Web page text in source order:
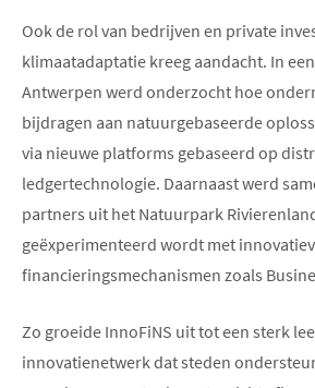
Ook de rol van bedrijven en private
klimaatadaptatie kreeg aandacht. In
Antwerpen werd onderzocht hoe
bijdragen aan natuurgebaseerde
via nieuwe platforms gebaseerd op
ledgertechnologie. Daarnaast werd
partners uit het Natuurpark
geëxperimenteerd wordt met
financieringsmechanismen zoals
Zo groeide InnoFiNS uit tot een sterk
innovatienetwerk dat steden